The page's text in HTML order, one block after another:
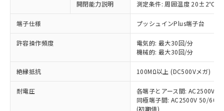
開閉能力説明 測定条件: 周囲温度 20±2℃、
端子仕様 プッシュインPlus端子台
許容操作頻度
電気的: 最大30回/分
機械的: 最大30回/分
絶縁抵抗 100MΩ以上 (DC500Vメガ)
耐電圧
各端子とアース間: AC2500V
同極端子間: AC2500V 50/
(初期値)
以下の条件をお読みいただき、同意のうえ
ご利用ください。
本サービスは、当社制御機器事業取扱
商品の当社在庫状況および標準価格
(税抜)を提供させていただくもので
当社制御機器事業取扱商品の中には、
本サービスの対象外となる商品もある
ことをご了承ください。
対応予定なし：EU RoHS指令（10物質）の
非含有に非対応の商品で、対応品を出す予
定はありません。
非含有の対応状況を調査中または確認中の
非該当品：ライセンス料など無形物で、有
害物質有無と関係のない商品です。
仕入先様の事情により、非含有部品として
いたものが、含有品と判明した場合などや
※1 中国RoHS○×表
「○」：最大均質材料含有率が中国RoHSの
基準値以下であることを示します。
「×」：最大均質材料含有率が中国RoHSの
基準値を超えていることを示します。
当社は、これら貴社製品のうち、外国